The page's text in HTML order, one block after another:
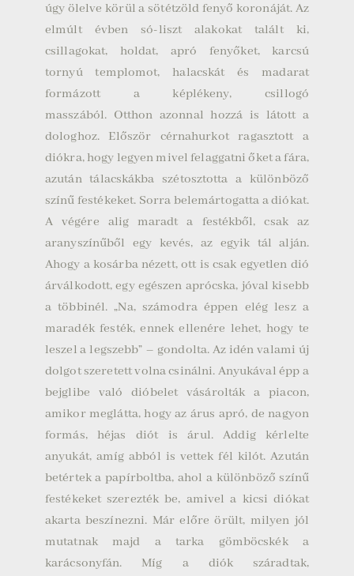
úgy ölelve körül a sötétzöld fenyő koronáját. Az
elmúlt évben só-liszt alakokat talált ki,
csillagokat, holdat, apró fenyőket, karcsú
tornyú templomot, halacskát és madarat
formázott a képlékeny, csillogó
masszából. Otthon azonnal hozzá is látott a
dologhoz. Először cérnahurkot ragasztott a
diókra, hogy legyen mivel felaggatni őket a fára,
azután tálacskákba szétosztotta a különböző
színű festékeket. Sorra belemártogatta a diókat.
A végére alig maradt a festékből, csak az
aranyszínűből egy kevés, az egyik tál alján.
Ahogy a kosárba nézett, ott is csak egyetlen dió
árválkodott, egy egészen aprócska, jóval kisebb
a többinél. „Na, számodra éppen elég lesz a
maradék festék, ennek ellenére lehet, hogy te
leszel a legszebb” – gondolta. Az idén valami új
dolgot szeretett volna csinálni. Anyukával épp a
bejglibe való dióbelet vásárolták a piacon,
amikor meglátta, hogy az árus apró, de nagyon
formás, héjas diót is árul. Addig kérlelte
anyukát, amíg abból is vettek fél kilót. Azután
betértek a papírboltba, ahol a különböző színű
festékeket szerezték be, amivel a kicsi diókat
akarta beszínezni. Már előre örült, milyen jól
mutatnak majd a tarka gömböcskék a
karácsonyfán.Míg a diók száradtak,